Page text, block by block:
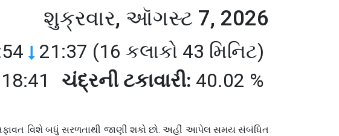
શુક્રવાર, ઑગસ્ટ 7, 2026
21:37 (16 કલાકો 43 મિનિટ)
ચંદ્રની ટકાવારી: 40.02 %
વિશે બધું સરળતાથી જાણી શકો છો. અહીં આપેલ સમય સંબંધિત